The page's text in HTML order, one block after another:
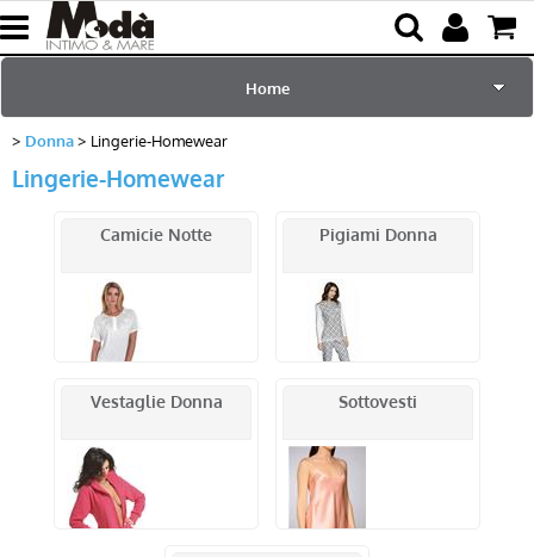
Home
Mare e Piscina
Abbigliamento
Donna Lingerie-Homewear
Lingerie-Homewear
Camicie Notte Pigiami Donna
Vestaglie Donna Sottovesti